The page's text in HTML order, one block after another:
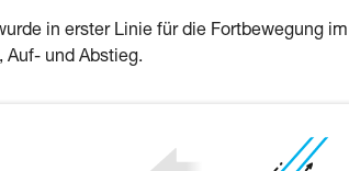
in erster Linie für die Fortbewegung
Auf- und Abstieg.